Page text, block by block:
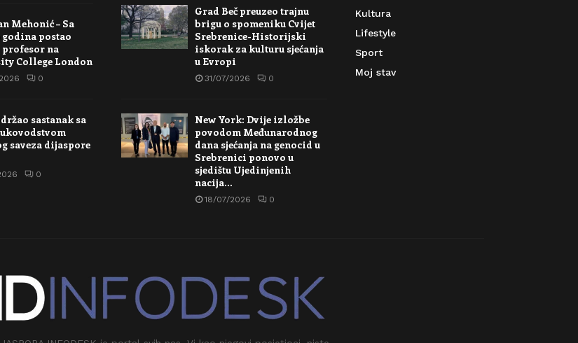
Mehonić – Sa
godina postao
na
College London
0
sastanak sa
saveza dijaspore
0
Grad Beč preuzeo trajnu
brigu o spomeniku Cvijet
Srebrenice-Historijski
iskorak za kulturu sjećanja
u Evropi
31/07/2026 0
New York: Dvije izložbe
povodom Međunarodnog
dana sjećanja na genocid u
Srebrenici ponovo u
sjedištu Ujedinjenih
nacija…
18/07/2026 0
Kultura
Lifestyle
Sport
Moj stav